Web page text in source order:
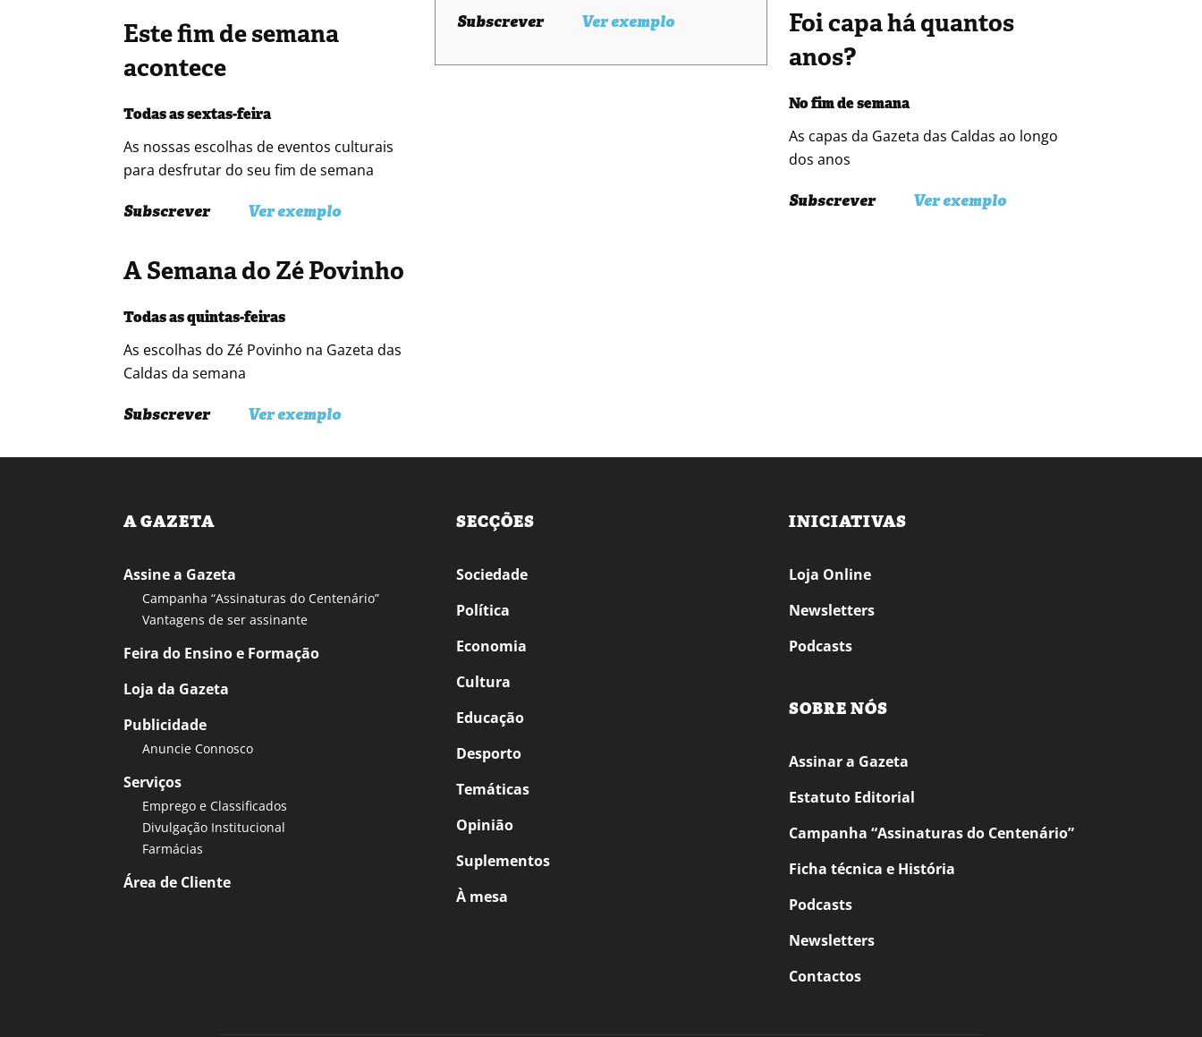
Este fim de semana
acontece
Todas as sextas-feira
As nossas escolhas de eventos culturais
para desfrutar do seu fim de semana
Subscrever Ver exemplo
A Semana do Zé Povinho
Todas as quintas-feiras
As escolhas do Zé Povinho na Gazeta das
Caldas da semana
Subscrever Ver exemplo
Subscrever Ver exemplo
Foi capa há quantos
anos?
No fim de semana
As capas da Gazeta das Caldas ao longo
dos anos
Subscrever Ver exemplo
A GAZETA
Assine a Gazeta
Campanha “Assinaturas do Centenário”
Vantagens de ser assinante
Feira do Ensino e Formação
Loja da Gazeta
Publicidade
Anuncie Connosco
Serviços
Emprego e Classificados
Divulgação Institucional
Farmácias
Área de Cliente
SECÇÕES
Sociedade
Política
Economia
Cultura
Educação
Desporto
Temáticas
Opinião
Suplementos
À mesa
INICIATIVAS
Loja Online
Newsletters
Podcasts
SOBRE NÓS
Assinar a Gazeta
Estatuto Editorial
Campanha “Assinaturas do Centenário”
Ficha técnica e História
Podcasts
Newsletters
Contactos